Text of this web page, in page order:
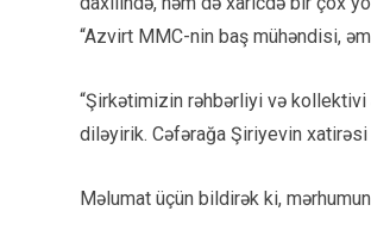
“Azvirt MMC-nin baş mühəndisi,
“Şirkətimizin rəhbərliyi və kollektivi
diləyirik. Cəfərağa Şiriyevin
Məlumat üçün bildirək ki,